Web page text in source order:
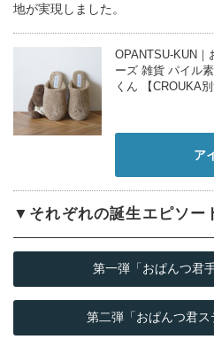
地が実現しました。
OPANTSU-KUN｜
ーズ 雑貨 パイル
くん 【CROUKA別
ア
▼それぞれの誕生エピソー
第一弾「おぱんつ
第二弾「おぱんつ君